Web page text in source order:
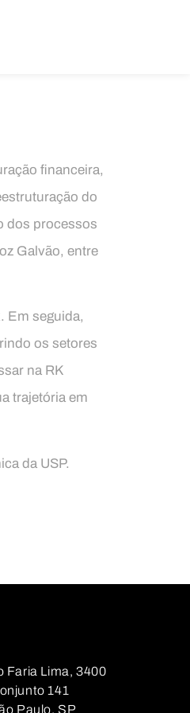
financeira,
do
dos processos
Galvão, entre
Em seguida,
os setores
na RK
trajetória em
da USP.
Faria Lima, 3400
141
Paulo, SP